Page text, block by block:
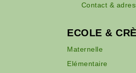
Contact &
ECOLE &
Maternelle
Elémentaire